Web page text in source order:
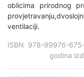
oblicima prirodnog
ventilaciji.
ISBN 978-
godina